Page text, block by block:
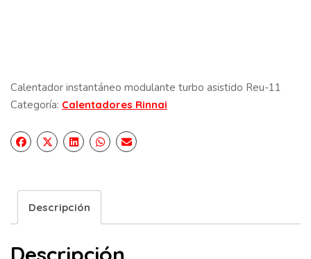
Calentador instantáneo modulante turbo asistido Reu-11
Categoría: Calentadores Rinnai
Descripción